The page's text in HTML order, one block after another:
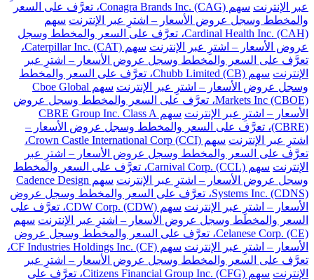
عبر الإنترنت
سهم Conagra Brands Inc. (CAG)، تعرَّف على السعر
والمخطط وسجل عروض الأسعار – اشترِ عبر الإنترنت سهم
Cardinal Health Inc. (CAH)، تعرَّف على السعر والمخطط وسجل
عروض الأسعار – اشترِ عبر الإنترنت
سهم Caterpillar Inc. (CAT)،
تعرَّف على السعر والمخطط وسجل عروض الأسعار – اشترِ عبر
الإنترنت
سهم Chubb Limited (CB)، تعرَّف على السعر والمخطط
وسجل عروض الأسعار – اشترِ عبر الإنترنت
سهم Cboe Global
Markets Inc (CBOE)، تعرَّف على السعر والمخطط وسجل عروض
الأسعار – اشترِ عبر الإنترنت
سهم CBRE Group Inc. Class A
(CBRE)، تعرَّف على السعر والمخطط وسجل عروض الأسعار –
اشترِ عبر الإنترنت
سهم Crown Castle International Corp (CCI)،
تعرَّف على السعر والمخطط وسجل عروض الأسعار – اشترِ عبر
الإنترنت
سهم Carnival Corp. (CCL)، تعرَّف على السعر والمخطط
وسجل عروض الأسعار – اشترِ عبر الإنترنت
سهم Cadence Design
Systems Inc. (CDNS)، تعرَّف على السعر والمخطط وسجل عروض
الأسعار – اشترِ عبر الإنترنت
سهم CDW Corp. (CDW)، تعرَّف على
السعر والمخطط وسجل عروض الأسعار – اشترِ عبر الإنترنت سهم
Celanese Corp. (CE)، تعرَّف على السعر والمخطط وسجل عروض
الأسعار – اشترِ عبر الإنترنت
سهم CF Industries Holdings Inc. (CF)،
تعرَّف على السعر والمخطط وسجل عروض الأسعار – اشترِ عبر
الإنترنت
سهم Citizens Financial Group Inc. (CFG)، تعرَّف على